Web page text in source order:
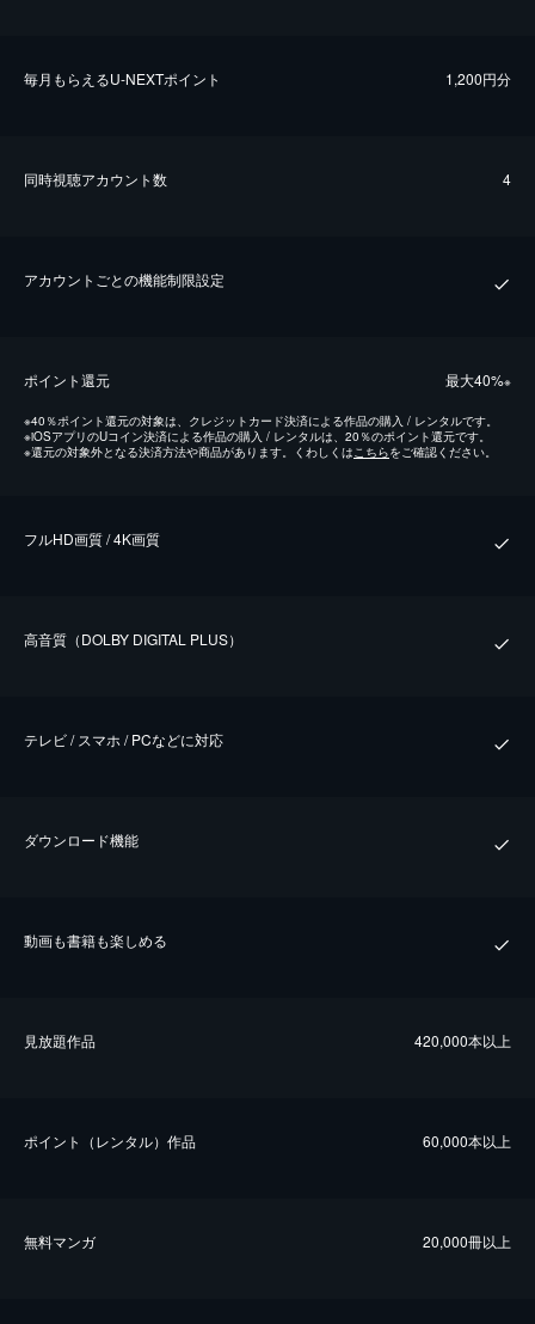
毎⽉もらえるU-NEXTポイント 1,200円分
同時視聴アカウント数 4
アカウントごとの機能制限設定
ポイント還元 最⼤40%※
※40％ポイント還元の対象は、クレジットカード決済による作品の購入 / レンタルです。
※iOSアプリのUコイン決済による作品の購入 / レンタルは、20％のポイント還元です。
※還元の対象外となる決済方法や商品があります。くわしくは こちらをご確認ください。
フルHD画質 / 4K画質
⾼⾳質（DOLBY DIGITAL PLUS）
テレビ / スマホ / PCなどに対応
ダウンロード機能
動画も書籍も楽しめる
⾒放題作品 420,000本以上
ポイント（レンタル）作品 60,000本以上
無料マンガ 20,000冊以上